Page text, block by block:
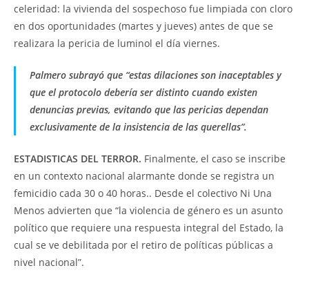
celeridad: la vivienda del sospechoso fue limpiada con cloro
en dos oportunidades (martes y jueves) antes de que se
realizara la pericia de luminol el día viernes.
Palmero subrayó que “estas dilaciones son inaceptables y
que el protocolo debería ser distinto cuando existen
denuncias previas, evitando que las pericias dependan
exclusivamente de la insistencia de las querellas”.
ESTADISTICAS DEL TERROR. Finalmente, el caso se inscribe
en un contexto nacional alarmante donde se registra un
femicidio cada 30 o 40 horas.. Desde el colectivo Ni Una
Menos advierten que “la violencia de género es un asunto
político que requiere una respuesta integral del Estado, la
cual se ve debilitada por el retiro de políticas públicas a
nivel nacional”.